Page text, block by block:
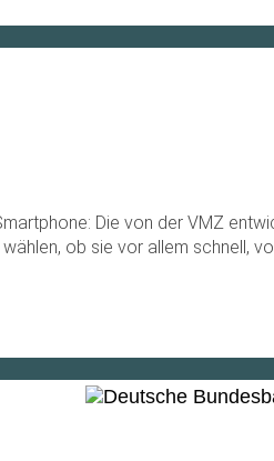
Die von der VMZ
ob sie vor allem schnell,